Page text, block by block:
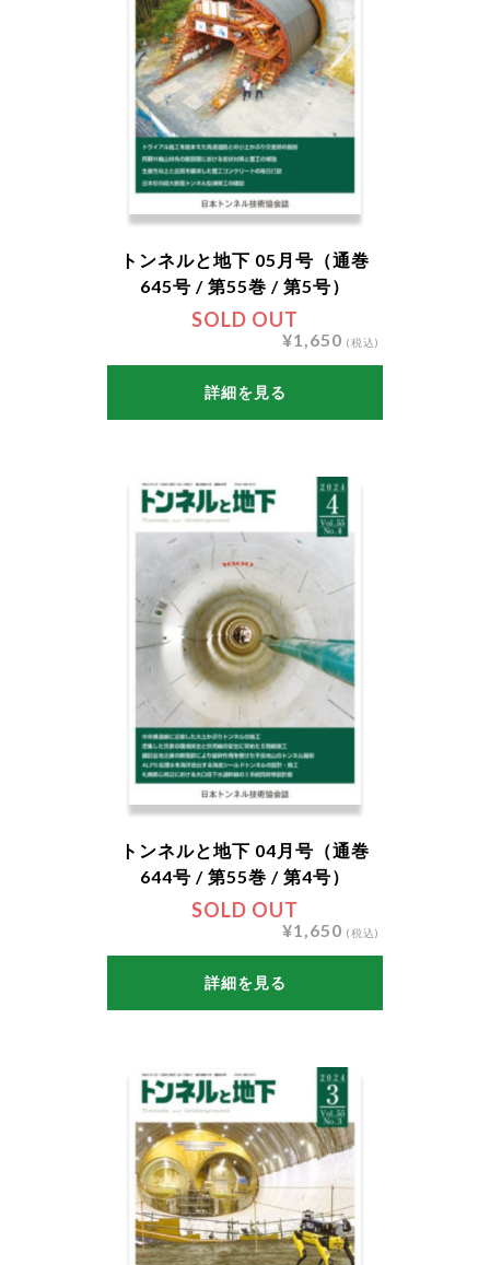
SOLD OUT
トンネルと地下 05月号（通巻
645号 / 第55巻 / 第5号）
¥1,650 (税込)
詳細を見る
SOLD OUT
トンネルと地下 04月号（通巻
644号 / 第55巻 / 第4号）
¥1,650 (税込)
詳細を見る